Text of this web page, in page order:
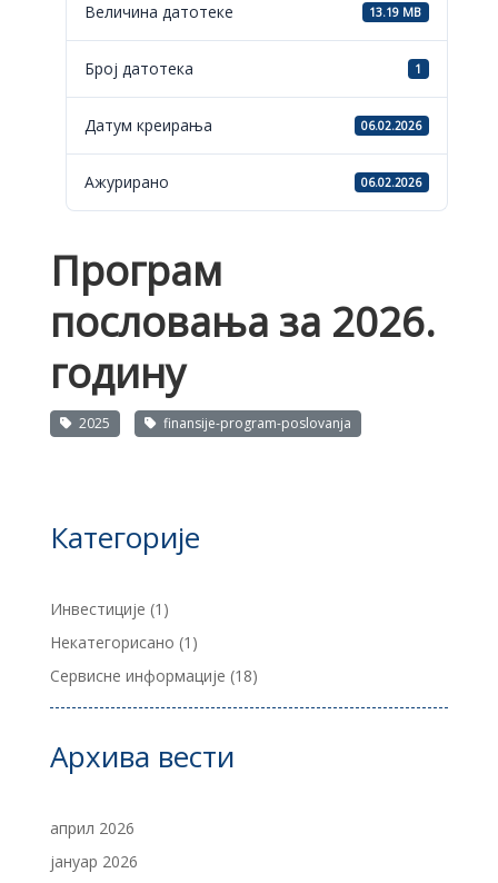
Величина датотеке 13.19 MB
Број датотека 1
Датум креирања 06.02.2026
Ажурирано 06.02.2026
Програм
пословања за 2026.
годину
2025 finansije-program-poslovanja
Категорије
Инвестиције (1)
Некатегорисано (1)
Сервисне информације (18)
Архива вести
април 2026
јануар 2026